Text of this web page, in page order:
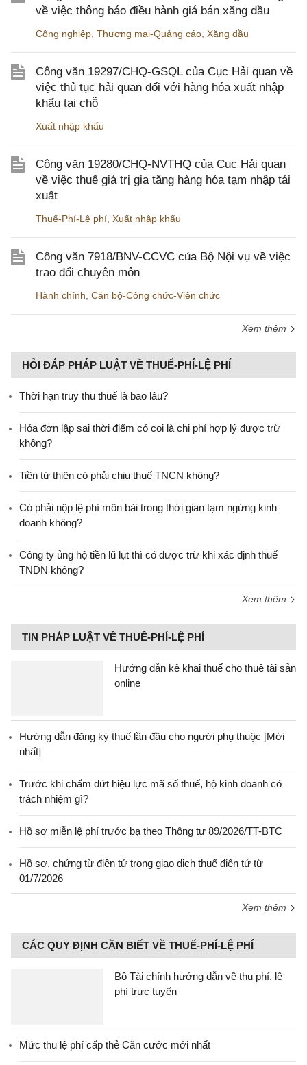
về việc thông báo điều hành giá bán xăng dầu
Công nghiệp Thương mại-Quảng cáo Xăng dầu
Công văn 19297/CHQ-GSQL của Cục Hải quan về
việc thủ tục hải quan đối với hàng hóa xuất nhập
khẩu tại chỗ
Xuất nhập khẩu
Công văn 19280/CHQ-NVTHQ của Cục Hải quan
về việc thuế giá trị gia tăng hàng hóa tạm nhập tái
xuất
Thuế-Phí-Lệ phí Xuất nhập khẩu
Công văn 7918/BNV-CCVC của Bộ Nội vụ về việc
trao đổi chuyên môn
Hành chính Cán bộ-Công chức-Viên chức
Xem thêm
HỎI ĐÁP PHÁP LUẬT VỀ THUẾ-PHÍ-LỆ PHÍ
Thời hạn truy thu thuế là bao lâu?
Hóa đơn lập sai thời điểm có coi là chi phí hợp lý được trừ
không?
Tiền từ thiện có phải chịu thuế TNCN không?
Có phải nộp lệ phí môn bài trong thời gian tạm ngừng kinh
doanh không?
Công ty ủng hộ tiền lũ lụt thì có được trừ khi xác định thuế
TNDN không?
Xem thêm
TIN PHÁP LUẬT VỀ THUẾ-PHÍ-LỆ PHÍ
Hướng dẫn kê khai thuế cho thuê tài sản
online
Hướng dẫn đăng ký thuế lần đầu cho người phụ thuộc [Mới
nhất]
Trước khi chấm dứt hiệu lực mã số thuế, hộ kinh doanh có
trách nhiệm gì?
Hồ sơ miễn lệ phí trước bạ theo Thông tư 89/2026/TT-BTC
Hồ sơ, chứng từ điện tử trong giao dịch thuế điện tử từ
01/7/2026
Xem thêm
CÁC QUY ĐỊNH CẦN BIẾT VỀ THUẾ-PHÍ-LỆ PHÍ
Bộ Tài chính hướng dẫn về thu phí, lệ
phí trực tuyến
Mức thu lệ phí cấp thẻ Căn cước mới nhất